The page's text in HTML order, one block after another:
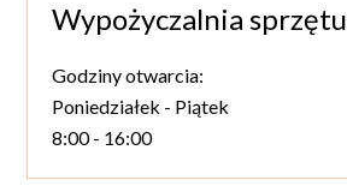
Wypożyczalnia sprzętu
Godziny otwarcia:
Poniedziałek - Piątek
8:00 - 16:00